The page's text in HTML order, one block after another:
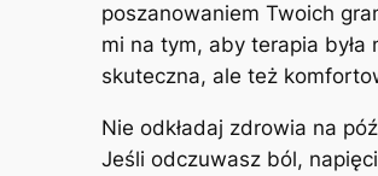
poszanowaniem Twoich
mi na tym, aby terapia była
skuteczna, ale też
Nie odkładaj zdrowia na
Jeśli odczuwasz ból,